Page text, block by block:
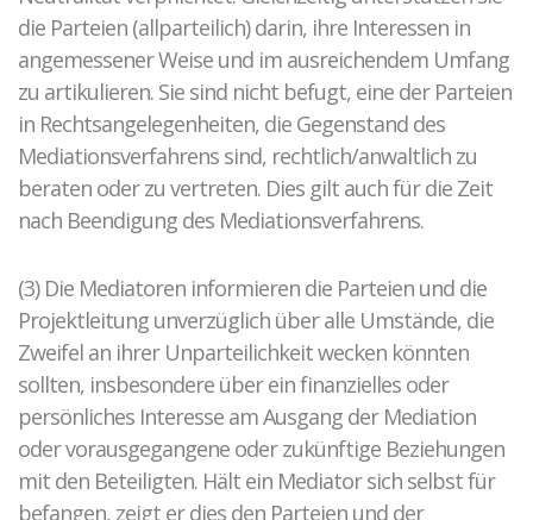
die Parteien (allparteilich) darin, ihre Interessen in
angemessener Weise und im ausreichendem Umfang
zu artikulieren. Sie sind nicht befugt, eine der Parteien
in Rechtsangelegenheiten, die Gegenstand des
Mediationsverfahrens sind, rechtlich/anwaltlich zu
beraten oder zu vertreten. Dies gilt auch für die Zeit
nach Beendigung des Mediationsverfahrens.
(3) Die Mediatoren informieren die Parteien und die
Projektleitung unverzüglich über alle Umstände, die
Zweifel an ihrer Unparteilichkeit wecken könnten
sollten, insbesondere über ein finanzielles oder
persönliches Interesse am Ausgang der Mediation
oder vorausgegangene oder zukünftige Beziehungen
mit den Beteiligten. Hält ein Mediator sich selbst für
befangen, zeigt er dies den Parteien und der